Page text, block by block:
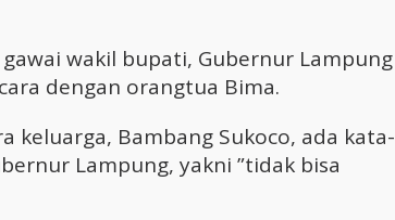
wakil bupati, Gubernur Lampung
dengan orangtua Bima.
keluarga, Bambang Sukoco, ada kata-
Lampung, yakni ”tidak bisa